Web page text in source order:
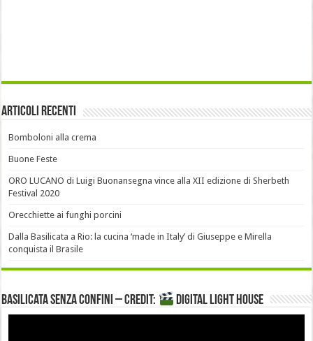
Articoli recenti
Bomboloni alla crema
Buone Feste
ORO LUCANO di Luigi Buonansegna vince alla XII edizione di Sherbeth
Festival 2020
Orecchiette ai funghi porcini
Dalla Basilicata a Rio: la cucina ‘made in Italy’ di Giuseppe e Mirella
conquista il Brasile
Basilicata senza confini – Credit: DIGITAL LIGHT HOUSE